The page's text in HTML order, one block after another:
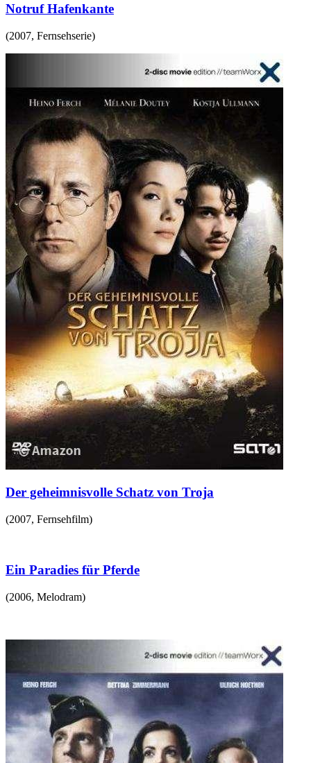
Notruf Hafenkante
(2007, Fernsehserie)
Der geheimnisvolle Schatz von Troja
(2007, Fernsehfilm)
Ein Paradies für Pferde
(2006, Melodram)